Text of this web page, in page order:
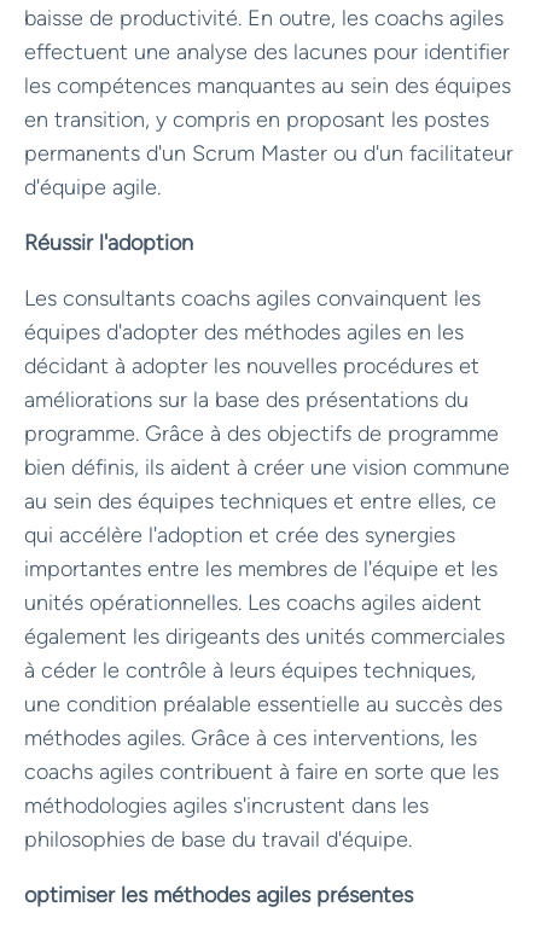
baisse de productivité. En outre, les coachs agiles
effectuent une analyse des lacunes pour identifier
les compétences manquantes au sein des équipes
en transition, y compris en proposant les postes
permanents d'un Scrum Master ou d'un facilitateur
d'équipe agile.
Réussir l'adoption
Les consultants coachs agiles convainquent les
équipes d'adopter des méthodes agiles en les
décidant à adopter les nouvelles procédures et
améliorations sur la base des présentations du
programme. Grâce à des objectifs de programme
bien définis, ils aident à créer une vision commune
au sein des équipes techniques et entre elles, ce
qui accélère l'adoption et crée des synergies
importantes entre les membres de l'équipe et les
unités opérationnelles. Les coachs agiles aident
également les dirigeants des unités commerciales
à céder le contrôle à leurs équipes techniques,
une condition préalable essentielle au succès des
méthodes agiles. Grâce à ces interventions, les
coachs agiles contribuent à faire en sorte que les
méthodologies agiles s'incrustent dans les
philosophies de base du travail d'équipe.
optimiser les méthodes agiles présentes